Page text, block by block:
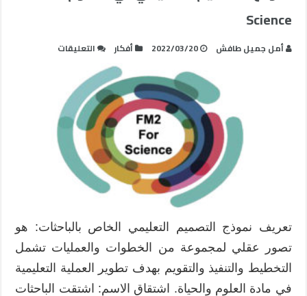
Science
أمل جميل طافش 2022/03/20 أفكار التعليقات
العلوم
FM2
تعريف نموذج التصميم التعليمي الخاص بالباحثات: هو
تصور عقلي لمجموعة من الخطوات والعمليات تشمل
التخطيط والتنفيذ والتقويم بهدف تطوير العملية التعليمية
في مادة العلوم والحياة. اشتقاق الاسم: اشتقت الباحثات